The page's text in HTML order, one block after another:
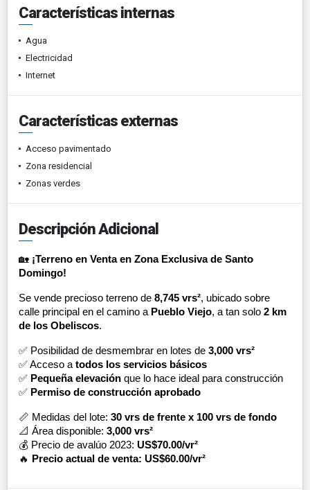
Características internas
Agua
Electricidad
Internet
Características externas
Acceso pavimentado
Zona residencial
Zonas verdes
Descripción Adicional
🏡 ¡Terreno en Venta en Zona Exclusiva de Santo
Domingo!
Se vende precioso terreno de 8,745 vrs², ubicado sobre
calle principal en el camino a Pueblo Viejo, a tan solo 2 km
de los Obeliscos.
✅ Posibilidad de desmembrar en lotes de 3,000 vrs²
✅ Acceso a todos los servicios básicos
✅ Pequeña elevación que lo hace ideal para construcción
✅ Permiso de construcción aprobado
📏 Medidas del lote: 30 vrs de frente x 100 vrs de fondo
📐 Área disponible: 3,000 vrs²
💰 Precio de avalúo 2023: US$70.00/vr²
🔥
Precio actual de venta: US$60.00/vr²